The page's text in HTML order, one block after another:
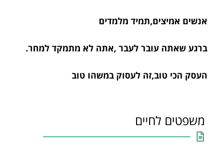
אנשים אמיצים,תמיד מלמדים
ברגע שאתה עובר לעבר ,אתה לא מתמקד למחר.
העסק הכי טוב,זה לעסוק במשהו טוב
משפטים לחיים